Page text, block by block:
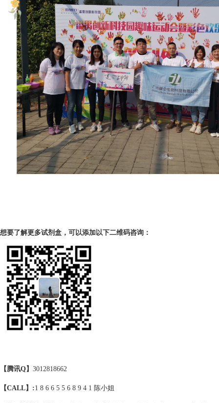
想要了解更多试剂盒，可以添加以下二维码咨询：
【腾讯Q】 3012818662
【CALL】:1 8 6 6 5 5 6 8 9 4 1 陈小姐